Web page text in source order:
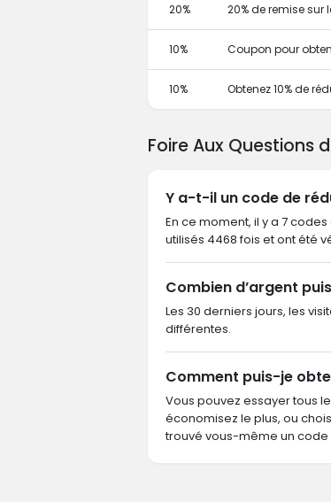
20% 20% de remise sur
10% Coupon pour
10% Obtenez 10% de
Foire Aux Questions
Y a-t-il un code de
En ce moment, il y a 7
utilisés 4468 fois et ont été
Combien d’argent
Les 30 derniers jours, les
différentes.
Comment puis-je
Vous pouvez essayer tous
économisez le plus, ou
trouvé vous-même un